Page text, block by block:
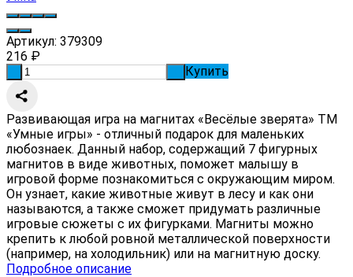
Артикул: 379309
216 ₽
Купить
Развивающая игра на магнитах «Весёлые зверята» ТМ
«Умные игры» - отличный подарок для маленьких
любознаек. Данный набор, содержащий 7 фигурных
магнитов в виде животных, поможет малышу в
игровой форме познакомиться с окружающим миром.
Он узнает, какие животные живут в лесу и как они
называются, а также сможет придумать различные
игровые сюжеты с их фигурками. Магниты можно
крепить к любой ровной металлической поверхности
(например, на холодильник) или на магнитную доску.
Подробное описание